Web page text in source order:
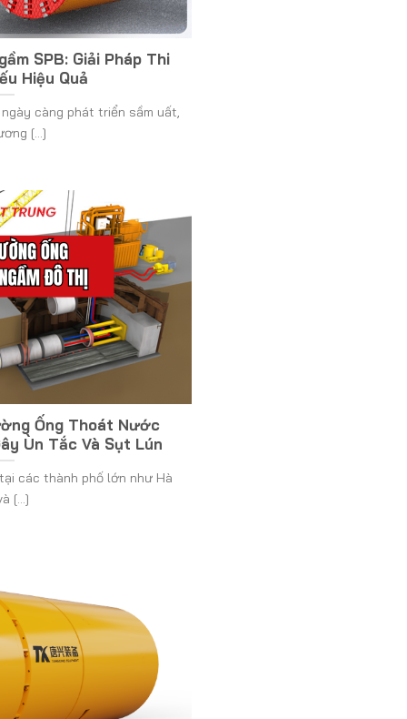
SPB: Giải Pháp Thi
Hiệu Quả
càng phát triển sầm uất,
[...]
Ống Thoát Nước
Ùn Tắc Và Sụt Lún
các thành phố lớn như Hà
[...]